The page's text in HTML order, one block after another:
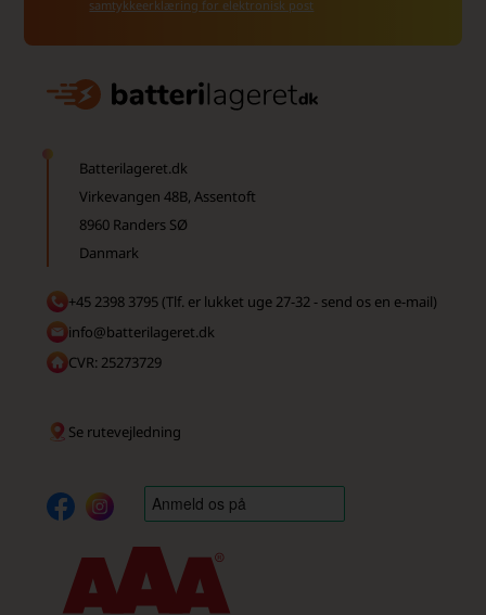
samtykkeerklæring for elektronisk post
Batterilageret.dk
Virkevangen 48B, Assentoft
8960 Randers SØ
Danmark
+45 2398 3795 (Tlf. er lukket uge 27-32 - send os en e-mail)
info@batterilageret.dk
CVR: 25273729
Se rutevejledning